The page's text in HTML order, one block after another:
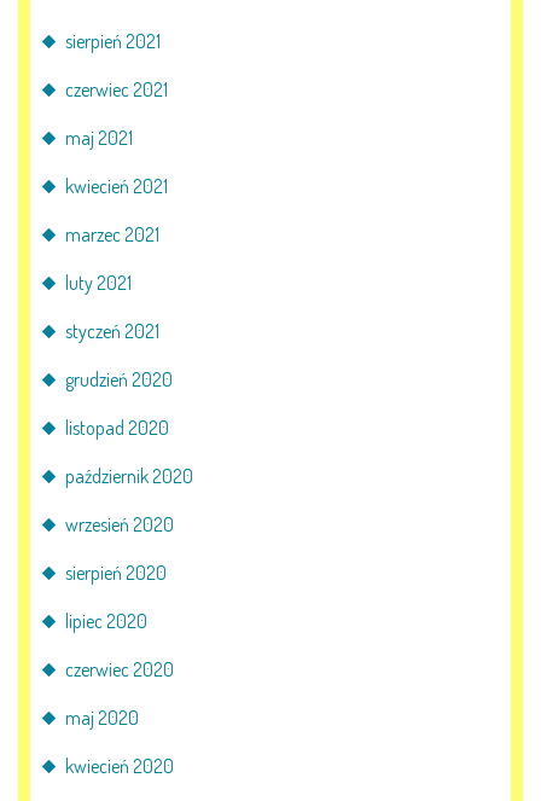
sierpień 2021
czerwiec 2021
maj 2021
kwiecień 2021
marzec 2021
luty 2021
styczeń 2021
grudzień 2020
listopad 2020
październik 2020
wrzesień 2020
sierpień 2020
lipiec 2020
czerwiec 2020
maj 2020
kwiecień 2020